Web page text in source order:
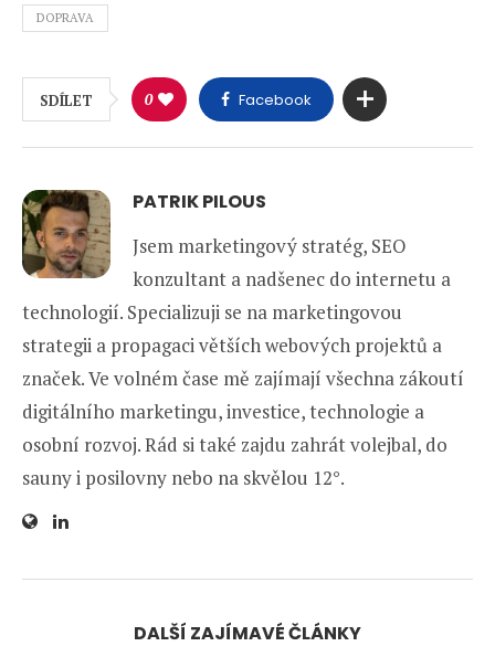
DOPRAVA
SDÍLET 0 Facebook
PATRIK PILOUS
Jsem marketingový stratég, SEO
konzultant a nadšenec do internetu a
technologií. Specializuji se na marketingovou
strategii a propagaci větších webových projektů a
značek. Ve volném čase mě zajímají všechna zákoutí
digitálního marketingu, investice, technologie a
osobní rozvoj. Rád si také zajdu zahrát volejbal, do
sauny i posilovny nebo na skvělou 12°.
DALŠÍ ZAJÍMAVÉ ČLÁNKY